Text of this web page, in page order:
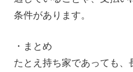
条件があります。
・まとめ
たとえ持ち家であっても